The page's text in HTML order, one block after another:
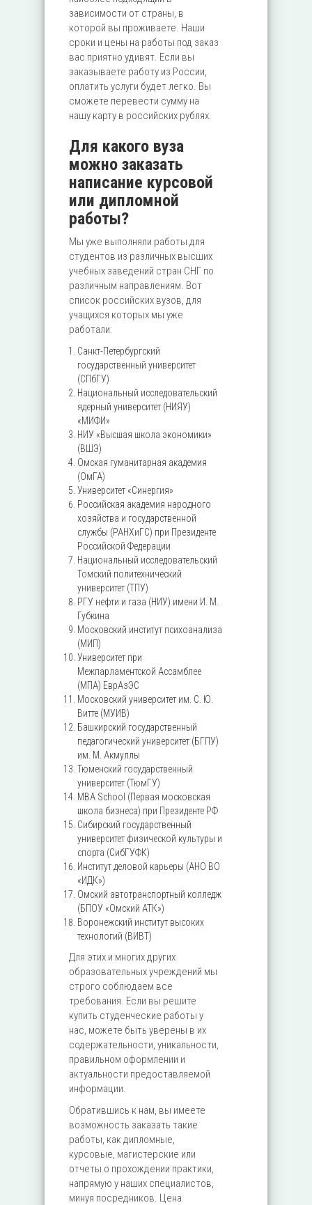
зависимости от страны, в
которой вы проживаете. Наши
сроки и цены на работы под заказ
вас приятно удивят. Если вы
заказываете работу из России,
оплатить услуги будет легко. Вы
сможете перевести сумму на
нашу карту в российских рублях.
Для какого вуза
можно заказать
написание курсовой
или дипломной
работы?
Мы уже выполняли работы для
студентов из различных высших
учебных заведений стран СНГ по
различным направлениям. Вот
список российских вузов, для
учащихся которых мы уже
работали:
Санкт-Петербургский
государственный университет
(СПбГУ)
Национальный исследовательский
ядерный университет (НИЯУ)
«МИФИ»
НИУ «Высшая школа экономики»
(ВШЭ)
Омская гуманитарная академия
(ОмГА)
Университет «Синергия»
Российская академия народного
хозяйства и государственной
службы (РАНХиГС) при Президенте
Российской Федерации
Национальный исследовательский
Томский политехнический
университет (ТПУ)
РГУ нефти и газа (НИУ) имени И. М.
Губкина
Московский институт психоанализа
(МИП)
Университет при
Межпарламентской Ассамблее
(МПА) ЕврАзЭС
Московский университет им. С. Ю.
Витте (МУИВ)
Башкирский государственный
педагогический университет (БГПУ)
им. М. Акмуллы
Тюменский государственный
университет (ТюмГУ)
MBA School (Первая московская
школа бизнеса) при Президенте РФ
Сибирский государственный
университет физической культуры и
спорта (СибГУФК)
Институт деловой карьеры (АНО ВО
«ИДК»)
Омский автотранспортный колледж
(БПОУ «Омский АТК»)
Воронежский институт высоких
технологий (ВИВТ)
Для этих и многих других
образовательных учреждений мы
строго соблюдаем все
требования. Если вы решите
купить студенческие работы у
нас, можете быть уверены в их
содержательности, уникальности,
правильном оформлении и
актуальности предоставляемой
информации.
Обратившись к нам, вы имеете
возможность заказать такие
работы, как дипломные,
курсовые, магистерские или
отчеты о прохождении практики,
напрямую у наших специалистов,
минуя посредников. Цена